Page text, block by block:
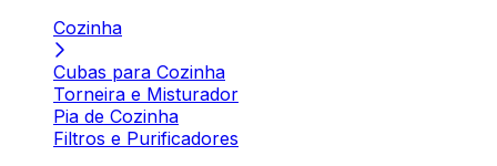
Cozinha
Cubas para Cozinha
Torneira e Misturador
Pia de Cozinha
Filtros e Purificadores